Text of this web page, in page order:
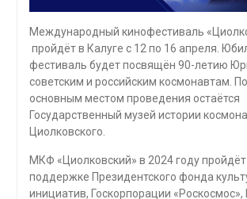
Международный кинофестиваль
пройдёт в Калуге с 12 по 16 апреля.
фестиваль будет посвящён 90-летию
советским и российским космонавтам.
основным местом проведения остаётся
Государственный музей истории
Циолковского.
МКФ «Циолковский» в 2024 году
поддержке Президентского фонда
инициатив, Госкорпорации